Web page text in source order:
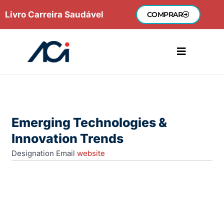
para
Livro Carreira Saudável COMPRAR
Emerging Technologies &
Innovation Trends
Designation Emailwebsite